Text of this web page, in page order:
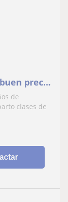
precio
de
clases de